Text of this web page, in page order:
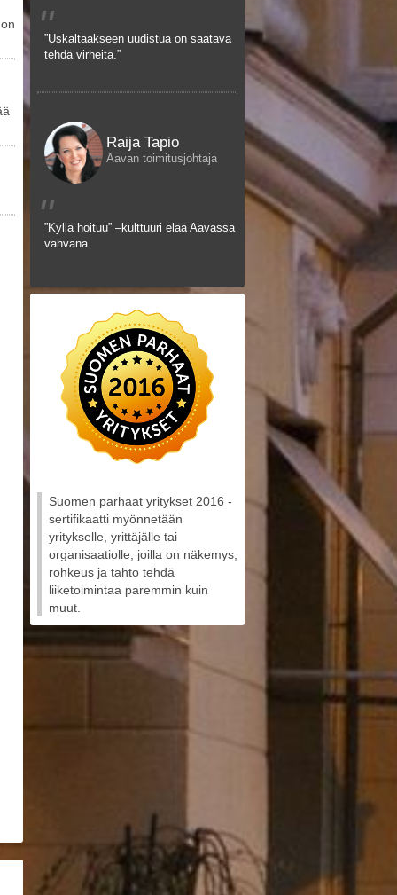
"
”Uskaltaakseen uudistua on saatava
tehdä virheitä.”
Raija Tapio
Aavan toimitusjohtaja
"
”Kyllä hoituu” –kulttuuri elää Aavassa
vahvana.
Suomen parhaat yritykset 2016 -
sertifikaatti myönnetään
yritykselle, yrittäjälle tai
organisaatiolle, joilla on näkemys,
rohkeus ja tahto tehdä
liiketoimintaa paremmin kuin
muut.